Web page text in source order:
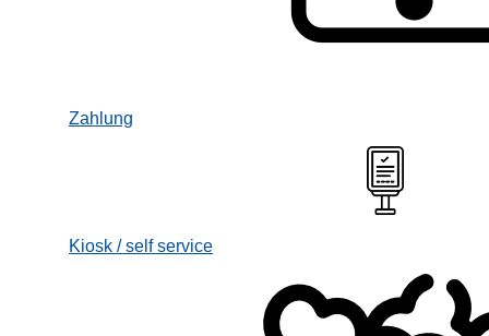
Zahlung
Kiosk / self service